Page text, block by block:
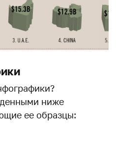
ниже
ее образцы: